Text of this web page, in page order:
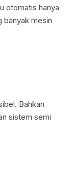
otomatis hanya
banyak mesin
Bahkan
sistem semi